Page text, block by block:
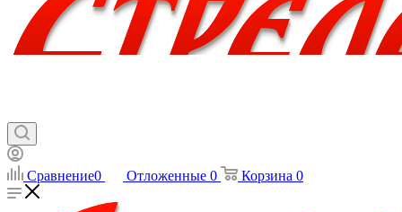
Сравнение0 Отложенные 0 Корзина 0